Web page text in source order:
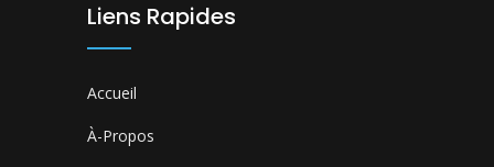
Liens Rapides
Accueil
À-Propos